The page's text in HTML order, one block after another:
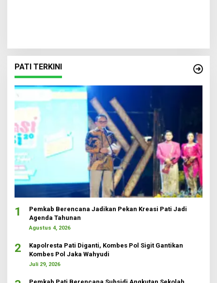
PATI TERKINI
1
Pemkab Berencana Jadikan Pekan Kreasi Pati Jadi
Agenda Tahunan
Agustus 4, 2026
2
Kapolresta Pati Diganti, Kombes Pol Sigit Gantikan
Kombes Pol Jaka Wahyudi
Juli 29, 2026